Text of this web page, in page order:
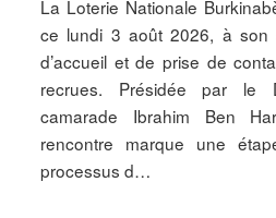
La Loterie Nationale
ce lundi 3 août 2026, à son
d’accueil et de prise de
recrues. Présidée par le
camarade Ibrahim Ben
rencontre marque une
processus d…